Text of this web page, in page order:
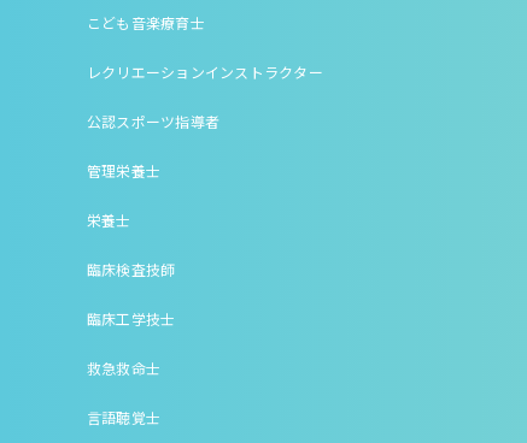
こども音楽療育士
レクリエーションインストラクター
公認スポーツ指導者
管理栄養士
栄養士
臨床検査技師
臨床工学技士
救急救命士
言語聴覚士